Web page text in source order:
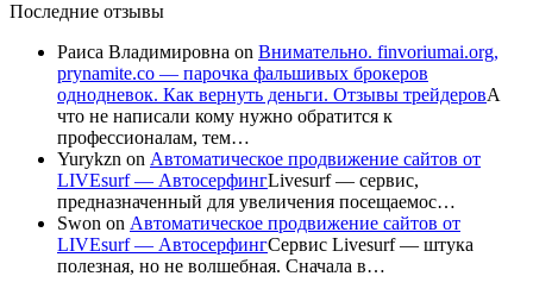
Последние отзывы
Раиса Владимировна on Внимательно. finvoriumai.org,
prynamite.co — парочка фальшивых брокеров
однодневок. Как вернуть деньги. Отзывы трейдеровА
что не написали кому нужно обратится к
профессионалам, тем…
Yurykzn on Автоматическое продвижение сайтов от
LIVEsurf — АвтосерфингLivesurf — сервис,
предназначенный для увеличения посещаемос…
Swon on Автоматическое продвижение сайтов от
LIVEsurf — АвтосерфингСервис Livesurf — штука
полезная, но не волшебная. Сначала в…